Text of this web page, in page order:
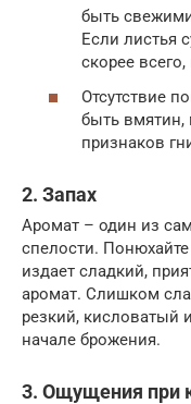
быть
Если листья
скорее
Отсутствие
быть вмятин,
признаков
2. Запах
Аромат – один из
спелости.
издает сладкий,
аромат. Слишком
резкий, кисловатый
начале брожения.
3. Ощущения при